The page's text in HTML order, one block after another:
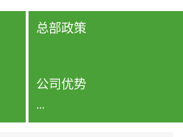
测结果可靠，远胜于其他
检测...
总部政策
公司优势
...